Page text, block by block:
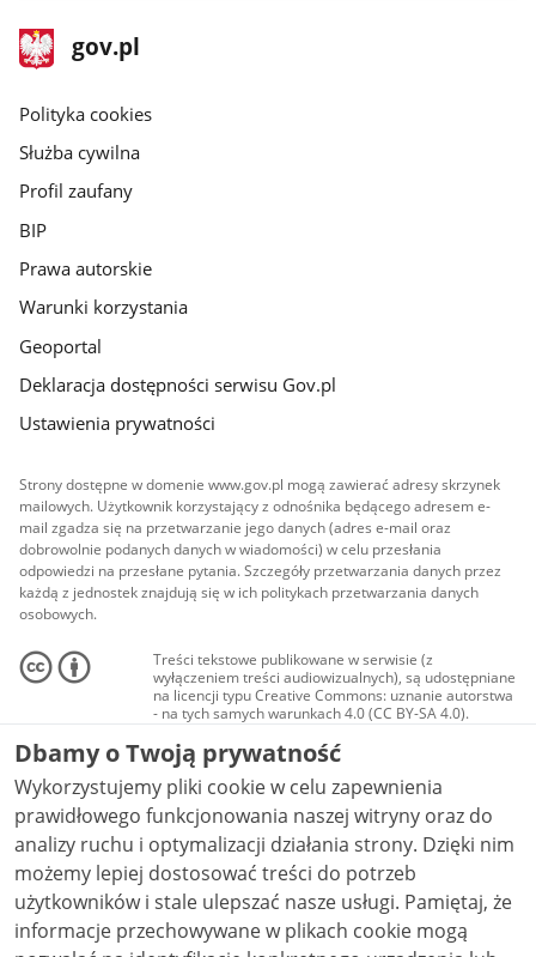
stopka
gov.pl
Strona
gov.pl
gov.pl
Polityka cookies
Służba cywilna
Profil zaufany
BIP
Prawa autorskie
Warunki korzystania
Geoportal
Deklaracja dostępności serwisu Gov.pl
Ustawienia prywatności
Strony dostępne w domenie www.gov.pl mogą zawierać adresy skrzynek
mailowych. Użytkownik korzystający z odnośnika będącego adresem e-
mail zgadza się na przetwarzanie jego danych (adres e-mail oraz
dobrowolnie podanych danych w wiadomości) w celu przesłania
odpowiedzi na przesłane pytania. Szczegóły przetwarzania danych przez
każdą z jednostek znajdują się w ich politykach przetwarzania danych
osobowych.
Treści tekstowe publikowane w serwisie (z
wyłączeniem treści audiowizualnych), są udostępniane
na licencji typu Creative Commons: uznanie autorstwa
- na tych samych warunkach 4.0 (CC BY-SA 4.0).
Materiały audiowizualne, w tym zdjęcia, materiały
audio i wideo, są udostępniane na licencji typu
Creative Commons: uznanie autorstwa użycie
niekomercyjne - bez utworów zależnych 4.0 (CC BY-
NC-ND 4.0), o ile nie jest to stwierdzone inaczej.
Dbamy o Twoją prywatność
Wykorzystujemy pliki cookie w celu zapewnienia
prawidłowego funkcjonowania naszej witryny oraz do
analizy ruchu i optymalizacji działania strony. Dzięki nim
możemy lepiej dostosować treści do potrzeb
użytkowników i stale ulepszać nasze usługi. Pamiętaj, że
informacje przechowywane w plikach cookie mogą